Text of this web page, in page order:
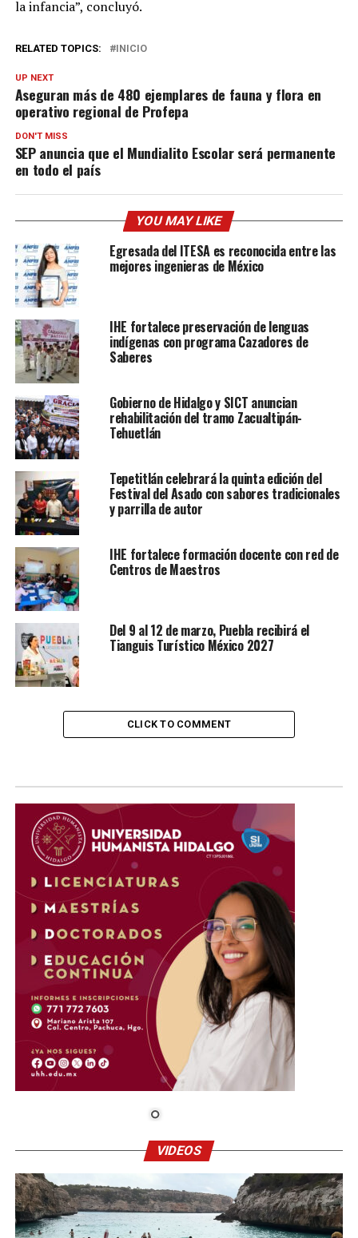
la infancia”, concluyó.
RELATED TOPICS: INICIO
UP NEXT
Aseguran más de 480 ejemplares de fauna y flora en
operativo regional de Profepa
DON'T MISS
SEP anuncia que el Mundialito Escolar será permanente
en todo el país
YOU MAY LIKE
Egresada del ITESA es reconocida entre las
mejores ingenieras de México
IHE fortalece preservación de lenguas
indígenas con programa Cazadores de
Saberes
Gobierno de Hidalgo y SICT anuncian
rehabilitación del tramo Zacualtipán-
Tehuetlán
Tepetitlán celebrará la quinta edición del
Festival del Asado con sabores tradicionales
y parrilla de autor
IHE fortalece formación docente con red de
Centros de Maestros
Del 9 al 12 de marzo, Puebla recibirá el
Tianguis Turístico México 2027
CLICK TO COMMENT
VIDEOS